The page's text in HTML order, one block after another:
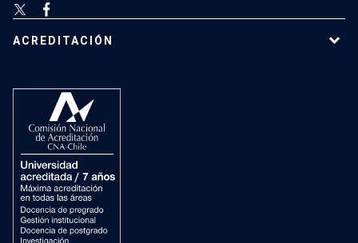
ACREDITACIÓN